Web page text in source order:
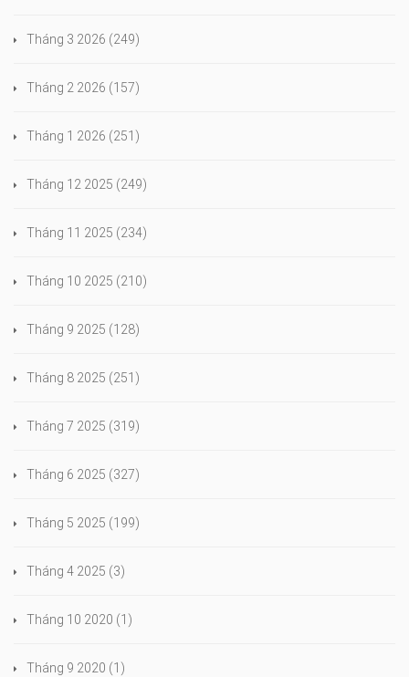
Tháng 3 2026 (249)
Tháng 2 2026 (157)
Tháng 1 2026 (251)
Tháng 12 2025 (249)
Tháng 11 2025 (234)
Tháng 10 2025 (210)
Tháng 9 2025 (128)
Tháng 8 2025 (251)
Tháng 7 2025 (319)
Tháng 6 2025 (327)
Tháng 5 2025 (199)
Tháng 4 2025 (3)
Tháng 10 2020 (1)
Tháng 9 2020 (1)